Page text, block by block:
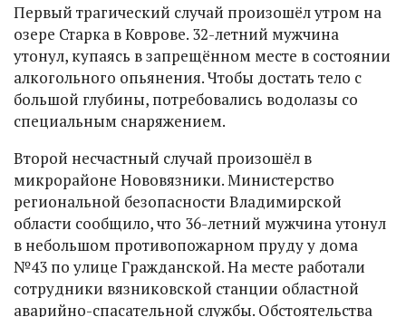
Первый трагический случай произошёл утром на
озере Старка в Коврове. 32-летний мужчина
утонул, купаясь в запрещённом месте в состоянии
алкогольного опьянения. Чтобы достать тело с
большой глубины, потребовались водолазы со
специальным снаряжением.
Второй несчастный случай произошёл в
микрорайоне Нововязники. Министерство
региональной безопасности Владимирской
области сообщило, что 36-летний мужчина утонул
в небольшом противопожарном пруду у дома
№43 по улице Гражданской. На месте работали
сотрудники вязниковской станции областной
аварийно-спасательной службы. Обстоятельства